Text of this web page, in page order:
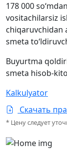
178 000
vositachilarsiz
chiqaruvchidan
smeta
Buyurtma
smeta hisob-
Kalkulyator
Скачать
* Цену следует